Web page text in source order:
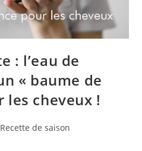
: l’eau de
« baume de
les cheveux !
Recette de saison